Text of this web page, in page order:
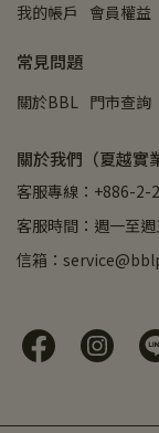
我的帳戶 會員權益
常見問題
關於BBL 門市查詢
關於我們（夏越實
客服專線：+886-2-
客服時間：週一至
信箱：